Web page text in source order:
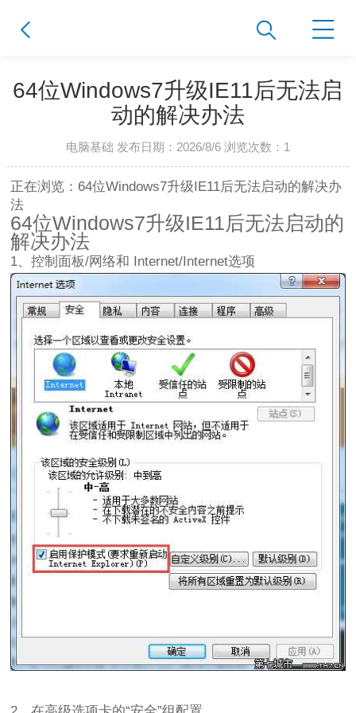
64位Windows7升级IE11后无法启
动的解决办法
电脑基础 发布日期：2026/8/6 浏览次数： 1
正在浏览：64位Windows7升级IE11后无法启动的解决办
法
64位Windows7升级IE11后无法启动的
解决办法
1、控制面板/网络和 Internet/Internet选项